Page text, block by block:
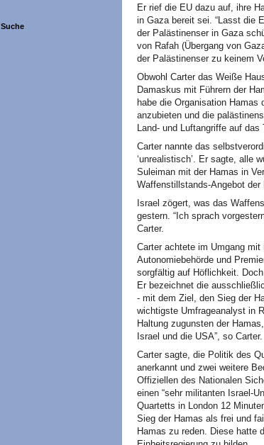
Suche
Er rief die EU dazu auf, ihre
in Gaza bereit sei. “Lasst die
der Palästinenser in Gaza
von Rafah (Übergang von
der Palästinenser zu keinem
Obwohl Carter das Weiße
Damaskus mit Führern der
habe die Organisation
anzubieten und die
Land- und Luftangriffe auf das
Carter nannte das
‘unrealistisch’. Er sagte, alle
Suleiman mit der Hamas in
Waffenstillstands-Angebot
Israel zögert, was das
gestern. “Ich sprach
Carter.
Carter achtete im Umgang
Autonomiebehörde und
sorgfältig auf Höflichkeit.
Er bezeichnet die
- mit dem Ziel, den Sieg der
wichtigste Umfrageanalyst in
Haltung zugunsten der
Israel und die USA”, so Carter.
Carter sagte, die Politik des
anerkannt und zwei weitere
Offiziellen des Nationalen
einen “sehr militanten Israel-
Quartetts in London 12
Sieg der Hamas als frei und
Hamas zu reden. Diese hatte